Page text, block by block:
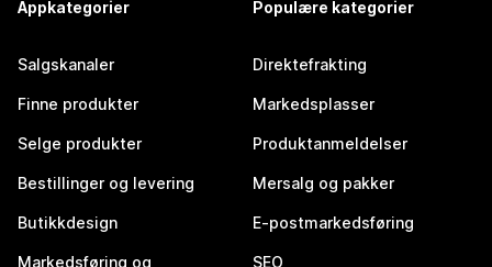
Appkategorier
Salgskanaler
Finne produkter
Selge produkter
Bestillinger og levering
Butikkdesign
Markedsføring og
Populære kategorier
Direktefrakting
Markedsplasser
Produktanmeldelser
Mersalg og pakker
E-postmarkedsføring
SEO